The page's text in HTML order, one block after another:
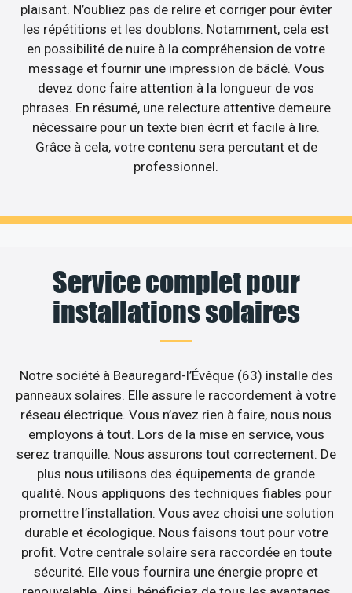
plaisant. N’oubliez pas de relire et corriger pour éviter
les répétitions et les doublons. Notamment, cela est
en possibilité de nuire à la compréhension de votre
message et fournir une impression de bâclé. Vous
devez donc faire attention à la longueur de vos
phrases. En résumé, une relecture attentive demeure
nécessaire pour un texte bien écrit et facile à lire.
Grâce à cela, votre contenu sera percutant et de
professionnel.
Service complet pour
installations solaires
Notre société à Beauregard-l’Évêque (63) installe des
panneaux solaires. Elle assure le raccordement à votre
réseau électrique. Vous n’avez rien à faire, nous nous
employons à tout. Lors de la mise en service, vous
serez tranquille. Nous assurons tout correctement. De
plus nous utilisons des équipements de grande
qualité. Nous appliquons des techniques fiables pour
promettre l’installation. Vous avez choisi une solution
durable et écologique. Nous faisons tout pour votre
profit. Votre centrale solaire sera raccordée en toute
sécurité. Elle vous fournira une énergie propre et